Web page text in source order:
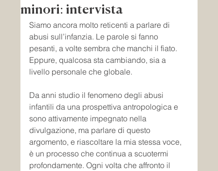
minori: intervista
Siamo ancora molto reticenti a parlare di
abusi sull’infanzia. Le parole si fanno
pesanti, a volte sembra che manchi il fiato.
Eppure, qualcosa sta cambiando, sia a
livello personale che globale.
Da anni studio il fenomeno degli abusi
infantili da una prospettiva antropologica e
sono attivamente impegnato nella
divulgazione, ma parlare di questo
argomento, e riascoltare la mia stessa voce,
è un processo che continua a scuotermi
profondamente. Ogni volta che affronto il